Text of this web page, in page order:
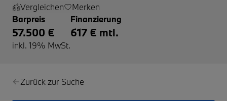
Vergleichen
Merken
Barpreis
57.500 €
inkl. 19% MwSt.
Finanzierung
617 € mtl.
Zurück zur Suche